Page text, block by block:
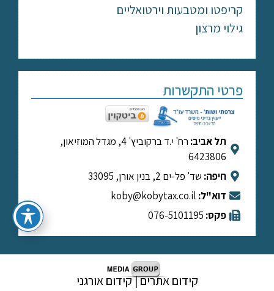
קריפטו ומטבעות וירטואליים
גילוי מרצון
פרטי התקשרות
תל אביב:
רח' י.ד ברקוביץ' 4, מגדל המוזיאון,
6423806
חיפה: שד' פל-ים 2, בנין אורן, 33095
דוא"ל:
פקס:
קידום אתרים | קידום אורגני